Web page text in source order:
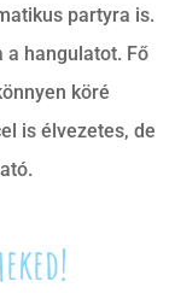
partyra is.
a hangulatot. Fő
köré
is élvezetes, de